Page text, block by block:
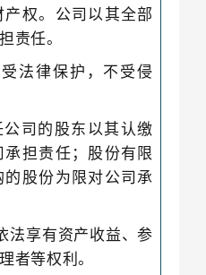
产权。公司以其全部
责任。
法律保护，不受侵
司的股东以其认缴
担责任；股份有限
股份为限对公司承
法享有资产收益、参
者等权利。